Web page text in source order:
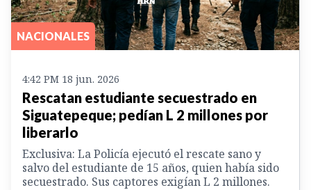
NACIONALES
4:42 PM 18 jun. 2026
Rescatan estudiante secuestrado en
Siguatepeque; pedían L 2 millones por
liberarlo
Exclusiva: La Policía ejecutó el rescate sano y
salvo del estudiante de 15 años, quien había sido
secuestrado. Sus captores exigían L 2 millones.